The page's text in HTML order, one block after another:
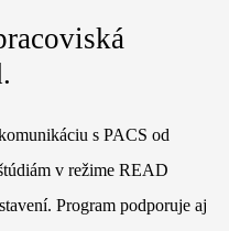
s PACS od
v režime READ
Program podporuje aj